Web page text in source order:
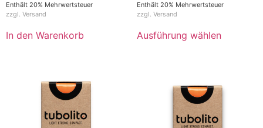
Enthält 20% Mehrwertsteuer
zzgl. Versand
In den Warenkorb
Enthält 20% Mehrwertsteuer
zzgl. Versand
Ausführung wählen